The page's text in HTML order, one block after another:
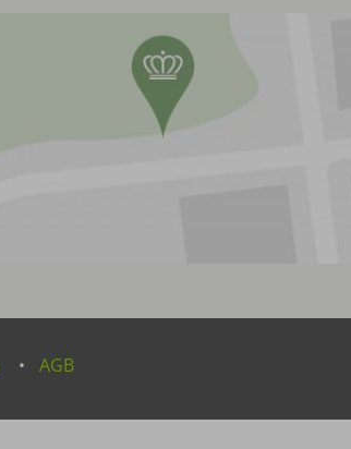
AGB